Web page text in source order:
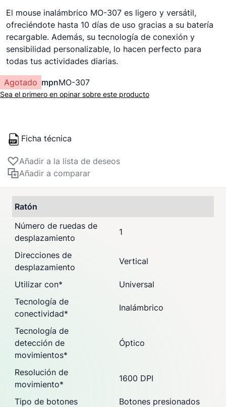
El mouse inalámbrico MO-307 es ligero y versátil,
ofreciéndote hasta 10 días de uso gracias a su batería
recargable. Además, su tecnología de conexión y
sensibilidad personalizable, lo hacen perfecto para
todas tus actividades diarias.
Agotado mpnMO-307
Sea el primero en opinar sobre este producto
Ficha técnica
Añadir a la lista de deseos
Añadir a comparar
Ratón
Número de ruedas de
desplazamiento
1
Direcciones de
desplazamiento
Vertical
Utilizar con*
Universal
Tecnología de
conectividad*
Inalámbrico
Tecnología de
detección de
movimientos*
Óptico
Resolución de
movimiento*
1600 DPI
Tipo de botones
Botones presionados